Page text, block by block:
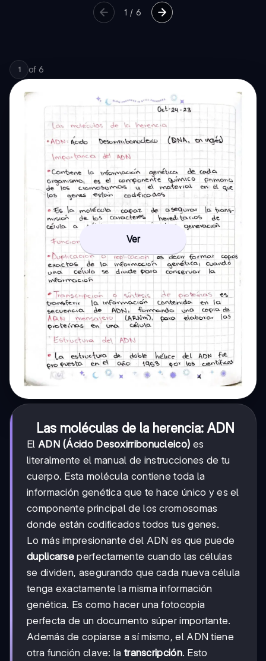
1 /6
1 of 6
Ver
Las moléculas de la herencia: ADN
El ADN (Ácido Desoxirribonucleico) es
literalmente el manual de instrucciones de tu
cuerpo. Esta molécula contiene toda la
información genética que te hace único y es el
componente principal de los cromosomas
donde están codificados todos tus genes.
Lo más impresionante del ADN es que puede
duplicarse perfectamente cuando las células
se dividen, asegurando que cada nueva célula
tenga exactamente la misma información
genética. Es como hacer una fotocopia
perfecta de un documento súper importante.
Además de copiarse a sí mismo, el ADN tiene
otra función clave: la transcripción. Esto